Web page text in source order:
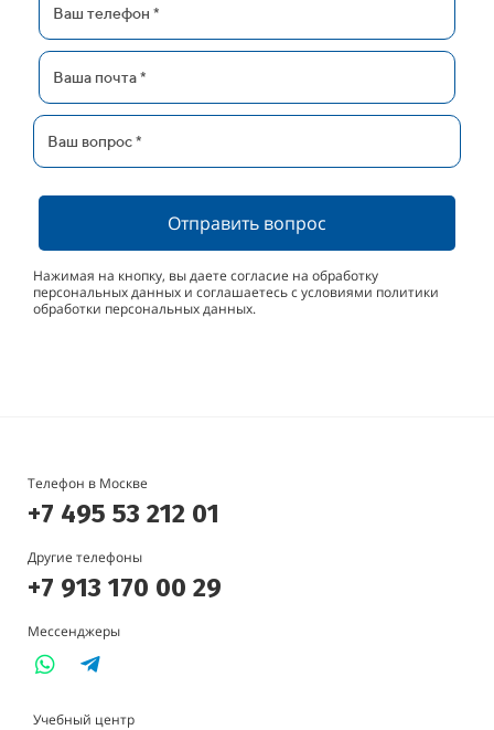
Отправить вопрос
Нажимая на кнопку, вы даете согласие на обработку
персональных данных и соглашаетесь с условиями политики
обработки персональных данных.
Телефон в Москве
+7 495 53 212 01
Другие телефоны
+7 913 170 00 29
Мессенджеры
Учебный центр